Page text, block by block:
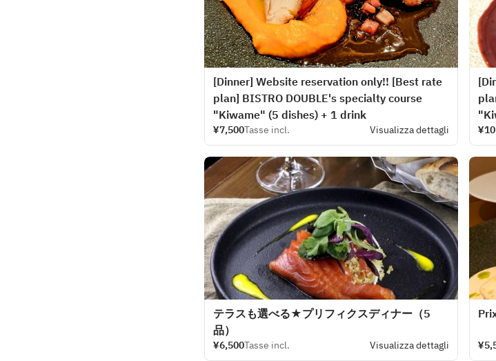
[Dinner] Website reservation only!! [Best rate
plan] BISTRO DOUBLE's specialty course
"Kiwame" (5 dishes) + 1 drink
¥7,500Tasse incl. Visualizza dettagli
テラスも選べる★プリフィクスディナー（5
品）
¥6,500Tasse incl. Visualizza dettagli